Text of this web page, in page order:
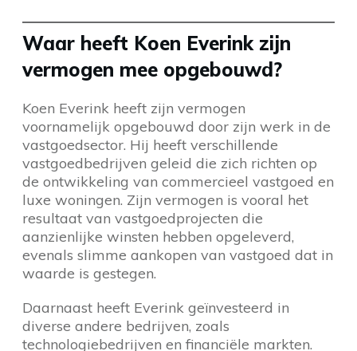
Waar heeft Koen Everink zijn
vermogen mee opgebouwd?
Koen Everink heeft zijn vermogen
voornamelijk opgebouwd door zijn werk in de
vastgoedsector. Hij heeft verschillende
vastgoedbedrijven geleid die zich richten op
de ontwikkeling van commercieel vastgoed en
luxe woningen. Zijn vermogen is vooral het
resultaat van vastgoedprojecten die
aanzienlijke winsten hebben opgeleverd,
evenals slimme aankopen van vastgoed dat in
waarde is gestegen.
Daarnaast heeft Everink geïnvesteerd in
diverse andere bedrijven, zoals
technologiebedrijven en financiële markten.